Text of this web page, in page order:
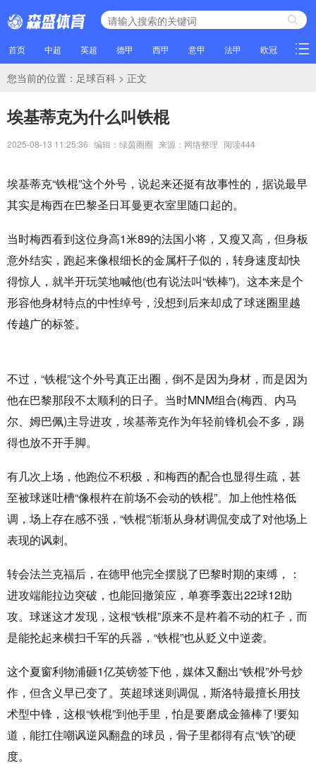
首页 中超 英超 德甲 西甲 意甲 法甲 欧冠 NBA
您当前的位置： 足球百科 > 正文
埃基蒂克为什么叫铁棍
2025-08-13 11:25:36 编辑：绿茵圈圈 来源：网络整理 阅读444
埃基蒂克“铁棍”这个外号，说起来还挺有故事性的，据说最早
其实是梅西在巴黎圣日耳曼更衣室里随口起的。
当时梅西看到这位身高1米89的法国小将，又瘦又高，但身板
意外结实，跑起来像根细长的金属杆子似的，转身速度却快
得惊人，就半开玩笑地喊他(也有说法叫“铁棒”)。这本来是个
形容他身材特点的中性绰号，没想到后来却成了球迷圈里越
传越广的标签。
不过，“铁棍”这个外号真正出圈，倒不是因为身材，而是因为
他在巴黎那段不太顺利的日子。当时MNM组合(梅西、内马
尔、姆巴佩)主导进攻，埃基蒂克作为年轻前锋机会不多，踢
得也放不开手脚。
有几次上场，他跑位不积极，和梅西的配合也显得生疏，甚
至被球迷吐槽“像根杵在前场不会动的铁棍”。加上他性格低
调，场上存在感不强，“铁棍”渐渐从身材调侃变成了对他场上
表现的讽刺。
转会法兰克福后，在德甲他完全摆脱了巴黎时期的束缚，：
进攻端能拉边突破，也能回撤策应，单赛季轰出22球12助
攻。球迷这才发现，这根“铁棍”原来不是杵着不动的杠子，而
是能抡起来横扫千军的兵器，“铁棍”也从贬义中逆袭。
这个夏窗利物浦砸1亿英镑签下他，媒体又翻出“铁棍”外号炒
作，但含义早已变了。英超球迷则调侃，斯洛特最擅长用技
术型中锋，这根“铁棍”到他手里，怕是要磨成金箍棒了!要知
道，能扛住嘲讽逆风翻盘的球员，骨子里都得有点“铁”的硬
度。